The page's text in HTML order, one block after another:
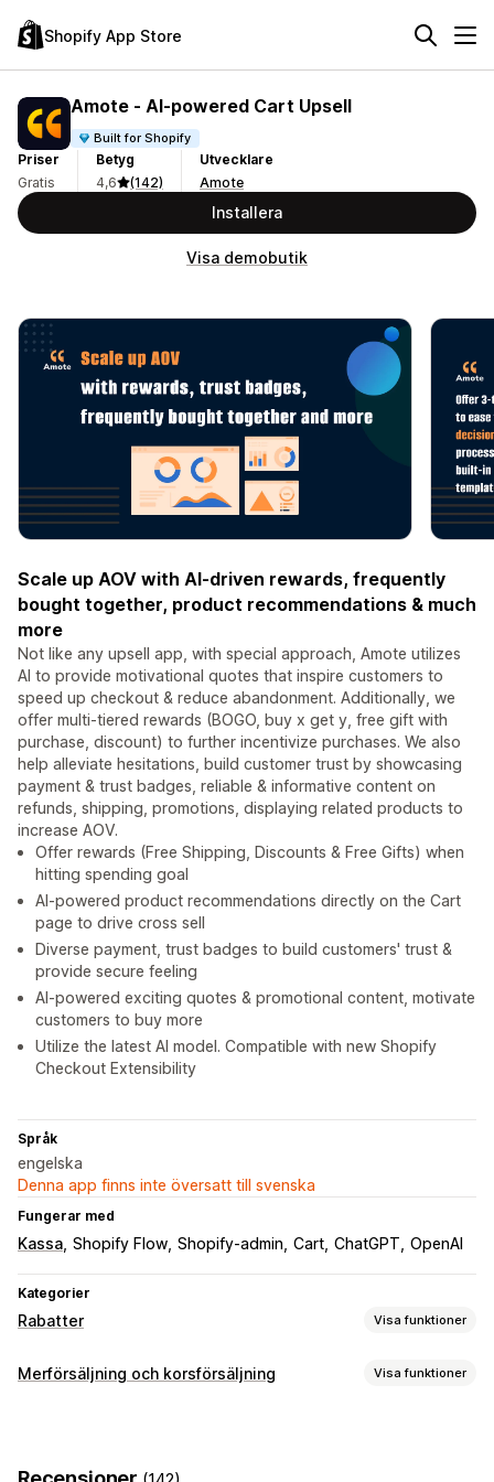
Shopify App Store
Amote ‑ AI‑powered Cart Upsell
Built for Shopify
Priser
Gratis
Betyg
4,6
(142)
Utvecklare
Amote
Installera
Visa demobutik
Scale up AOV with AI-driven rewards, frequently
bought together, product recommendations & much
more
Not like any upsell app, with special approach, Amote utilizes
AI to provide motivational quotes that inspire customers to
speed up checkout & reduce abandonment. Additionally, we
offer multi-tiered rewards (BOGO, buy x get y, free gift with
purchase, discount) to further incentivize purchases. We also
help alleviate hesitations, build customer trust by showcasing
payment & trust badges, reliable & informative content on
refunds, shipping, promotions, displaying related products to
increase AOV.
Offer rewards (Free Shipping, Discounts & Free Gifts) when
hitting spending goal
AI-powered product recommendations directly on the Cart
page to drive cross sell
Diverse payment, trust badges to build customers' trust &
provide secure feeling
AI-powered exciting quotes & promotional content, motivate
customers to buy more
Utilize the latest AI model. Compatible with new Shopify
Checkout Extensibility
Språk
engelska
Denna app finns inte översatt till svenska
Fungerar med
Kassa Shopify Flow Shopify-admin Cart ChatGPT OpenAI
Kategorier
Rabatter Visa funktioner
Rabattyper
Merförsäljning och korsförsäljning Visa funktioner